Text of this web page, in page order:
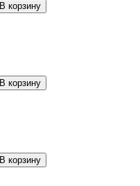
В корзину
В корзину
В корзину